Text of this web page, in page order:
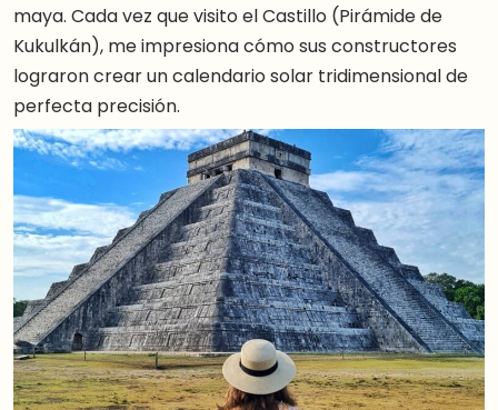
maya. Cada vez que visito el Castillo (Pirámide de
Kukulkán), me impresiona cómo sus constructores
lograron crear un calendario solar tridimensional de
perfecta precisión.